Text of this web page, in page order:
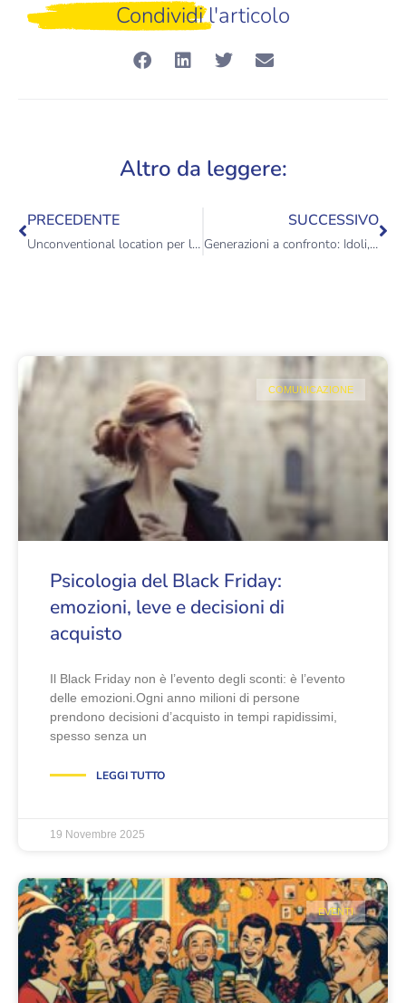
Condividi l'articolo
Altro da leggere:
PRECEDENTE
Unconventional location per la tua convention aziendale: la nostra gallery
SUCCESSIVO
Generazioni a confronto: Idoli, Valori, Musica e Cambiamenti
COMUNICAZIONE
Psicologia del Black Friday:
emozioni, leve e decisioni di
acquisto
Il Black Friday non è l’evento degli sconti: è l’evento
delle emozioni.Ogni anno milioni di persone
prendono decisioni d’acquisto in tempi rapidissimi,
spesso senza un
LEGGI TUTTO
19 Novembre 2025
EVENTI